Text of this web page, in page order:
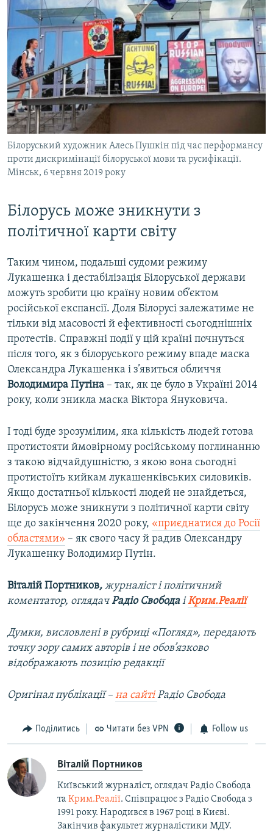
Білоруський художник Алесь Пушкін під час перформансу
проти дискримінації білоруської мови та русифікації.
Мінськ, 6 червня 2019 року
Білорусь може зникнути з
політичної карти світу
Таким чином, подальші судоми режиму
Лукашенка і дестабілізація Білоруської держави
можуть зробити цю країну новим об’єктом
російської експансії. Доля Білорусі залежатиме не
тільки від масовості й ефективності сьогоднішніх
протестів. Справжні події у цій країні почнуться
після того, як з білоруського режиму впаде маска
Олександра Лукашенка і з’явиться обличчя
Володимира Путіна – так, як це було в Україні 2014
року, коли зникла маска Віктора Януковича.
І тоді буде зрозумілим, яка кількість людей готова
протистояти ймовірному російському поглинанню
з такою відчайдушністю, з якою вона сьогодні
протистоїть кийкам лукашенківських силовиків.
Якщо достатньої кількості людей не знайдеться,
Білорусь може зникнути з політичної карти світу
ще до закінчення 2020 року, «приєднатися до Росії
областями» – як свого часу й радив Олександру
Лукашенку Володимир Путін.
Віталій Портников, журналіст і політичний
коментатор, оглядачРадіо СвободаіКрим.Реалії
Думки, висловлені в рубриці «Погляд», передають
точку зору самих авторів і не обов’язково
відображають позицію редакції
Оригінал публікації – на сайтіРадіо Свобода
Поділитись Читати без VPN Follow us
Віталій Портников
Київський журналіст, оглядач Радіо Свобода
та Крим.Реалії. Співпрацює з Радіо Свобода з
1991 року. Народився в 1967 році в Києві.
Закінчив факультет журналістики МДУ.